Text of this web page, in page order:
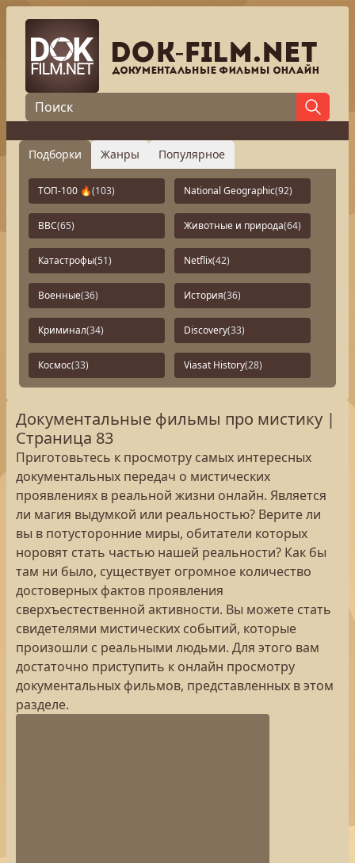
Подборки Жанры Популярное
ТОП-100 🔥(103) National Geographic(92)
BBC(65) Животные и природа(64)
Катастрофы(51) Netflix(42)
Военные(36) История(36)
Криминал(34) Discovery(33)
Космос(33) Viasat History(28)
Документальные фильмы про мистику |
Страница 83
Приготовьтесь к просмотру самых интересных
документальных передач о мистических
проявлениях в реальной жизни онлайн. Является
ли магия выдумкой или реальностью? Верите ли
вы в потусторонние миры, обитатели которых
норовят стать частью нашей реальности? Как бы
там ни было, существует огромное количество
достоверных фактов проявления
сверхъестественной активности. Вы можете стать
свидетелями мистических событий, которые
произошли с реальными людьми. Для этого вам
достаточно приступить к онлайн просмотру
документальных фильмов, представленных в этом
разделе.